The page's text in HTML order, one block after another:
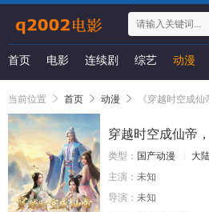
首页 电影 连续剧 综艺 动漫
当前位置 首页 动漫 《穿越时空成仙
穿越时空成仙帝
类型： 国产动漫 大
主演： 未知
导演： 未知